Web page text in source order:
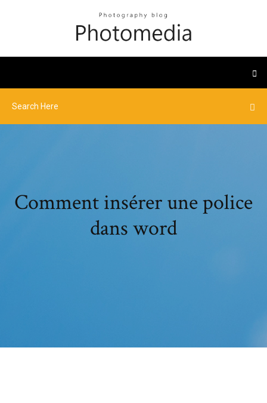
Comment insérer une police
dans word